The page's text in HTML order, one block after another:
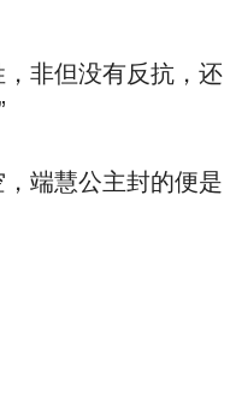
非但没有反抗，还
端慧公主封的便是